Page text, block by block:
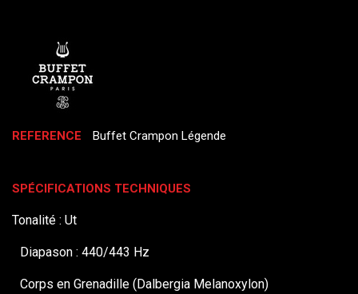
REFERENCE Buffet Crampon Légende
SPÉCIFICATIONS TECHNIQUES
Tonalité : Ut
Diapason : 440/443 Hz
Corps en Grenadille (Dalbergia Melanoxylon)